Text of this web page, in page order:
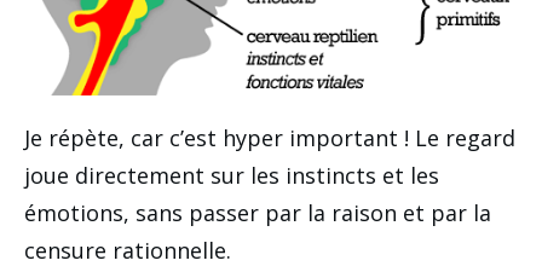
Je répète, car c’est hyper important ! Le regard
joue directement sur les instincts et les
émotions, sans passer par la raison et par la
censure rationnelle.